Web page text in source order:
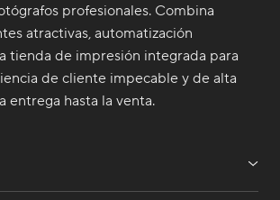
profesionales. Combina
atractivas, automatización
tienda de impresión integrada para
de cliente impecable y de alta
entrega hasta la venta.